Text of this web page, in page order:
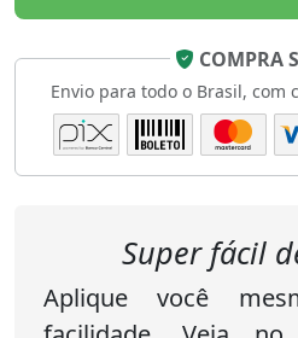
COMPRA
Envio para todo o Brasil, com
Super fácil
Aplique você